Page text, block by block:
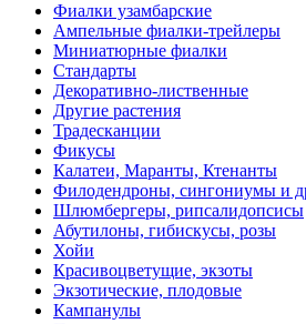
Фиалки узамбарские
Ампельные фиалки-трейлеры
Миниатюрные фиалки
Стандарты
Декоративно-лиственные
Другие растения
Традесканции
Фикусы
Калатеи, Маранты, Ктенанты
Филодендроны, сингониумы и
Шлюмбергеры, рипсалидопсисы
Абутилоны, гибискусы, розы
Хойи
Красивоцветущие, экзоты
Экзотические, плодовые
Кампанулы